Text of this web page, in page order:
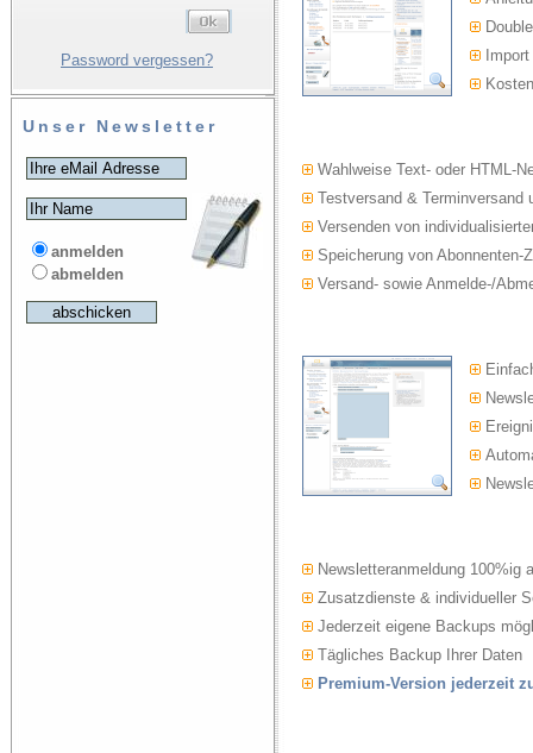
Password vergessen?
Unser Newsletter
anmelden
abmelden
Wahlweise Text- oder HTML-
Testversand & Terminversand
Versenden von
Speicherung von Abonnenten-
Versand- sowie Anmelde-/
Newsletteranmeldung 100%ig
Zusatzdienste & individueller
Jederzeit eigene Backups
Tägliches Backup Ihrer Daten
Premium-Version jederzeit